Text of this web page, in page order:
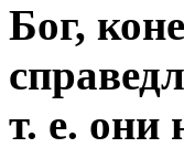
Бог,
т. е. они